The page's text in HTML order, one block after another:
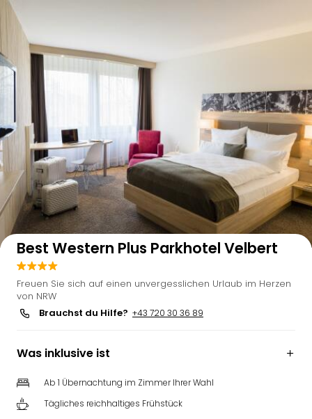
Auf der Karte anzeigen
Best Western Plus Parkhotel Velbert
Freuen Sie sich auf einen unvergesslichen Urlaub im Herzen
von NRW
Brauchst du Hilfe? +43 720 30 36 89
Was inklusive ist
Ab 1 Übernachtung im Zimmer Ihrer Wahl
Tägliches reichhaltiges Frühstück